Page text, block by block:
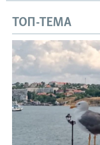
ТОП-ТЕМА